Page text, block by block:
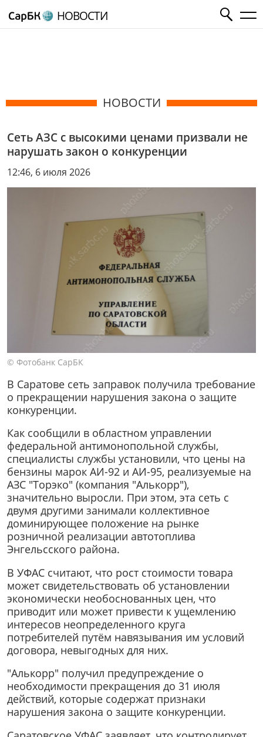
НОВОСТИ
НОВОСТИ
Сеть АЗС с высокими ценами призвали не
нарушать закон о конкуренции
12:46, 6 июля 2026
© Фотобанк СарБК
В Саратове сеть заправок получила требование
о прекращении нарушения закона о защите
конкуренции.
Как сообщили в областном управлении
федеральной антимонопольной службы,
специалисты службы установили, что цены на
бензины марок АИ-92 и АИ-95, реализуемые на
АЗС "Торэко" (компания "Алькорр"),
значительно выросли. При этом, эта сеть с
двумя другими занимали коллективное
доминирующее положение на рынке
розничной реализации автотоплива
Энгельсского района.
В УФАС считают, что рост стоимости товара
может свидетельствовать об установлении
экономически необоснованных цен, что
приводит или может привести к ущемлению
интересов неопределенного круга
потребителей путём навязывания им условий
договора, невыгодных для них.
"Алькорр" получил предупреждение о
необходимости прекращения до 31 июля
действий, которые содержат признаки
нарушения закона о защите конкуренции.